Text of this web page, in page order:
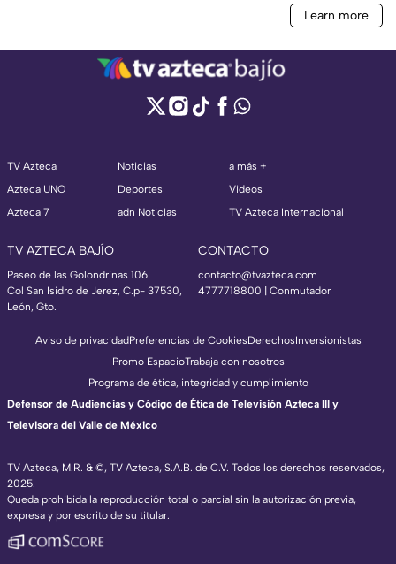
TV Azteca
Azteca UNO
Azteca 7
Noticias
Deportes
adn Noticias
a más +
Videos
TV Azteca Internacional
TV AZTECA BAJÍO
Paseo de las Golondrinas 106
Col San Isidro de Jerez, C.p- 37530,
León, Gto.
CONTACTO
contacto@tvazteca.com
4777718800 | Conmutador
TV Azteca, M.R. & ©, TV Azteca, S.A.B. de C.V. Todos los derechos reservados,
2025.
Queda prohibida la reproducción total o parcial sin la autorización previa,
expresa y por escrito de su titular.
Aviso de privacidadPreferencias de CookiesDerechosInversionistas
Promo EspacioTrabaja con nosotros
Programa de ética, integridad y cumplimiento
Defensor de Audiencias y Código de Ética de Televisión Azteca III y
Televisora del Valle de México